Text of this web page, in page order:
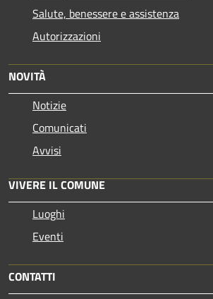
Salute, benessere e assistenza
Autorizzazioni
NOVITÀ
Notizie
Comunicati
Avvisi
VIVERE IL COMUNE
Luoghi
Eventi
CONTATTI